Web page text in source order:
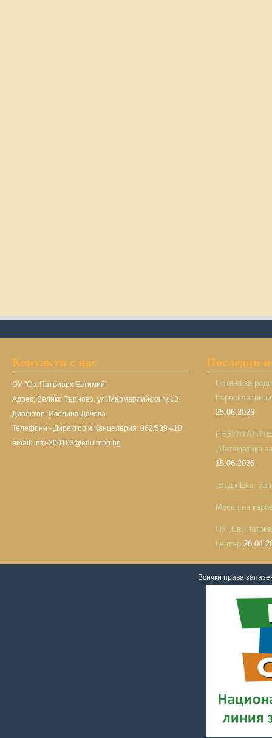
Контакти с нас
ОУ "Св. Патриарх Евтимий"
Адрес: Велико Търново, ул. Мармарлийска №13
Директор: Ивелина Дачева
Телефони - Директор и Канцелария: 062/539 410
email: info-300103@edu.mon.bg
Последни
Покана за
25.06.2026
РЕЗУЛТАТИТЕ
„Математика
15.06.2026
„Бъди Еко.
Месец на
ОУ „Св.
център
Всички права